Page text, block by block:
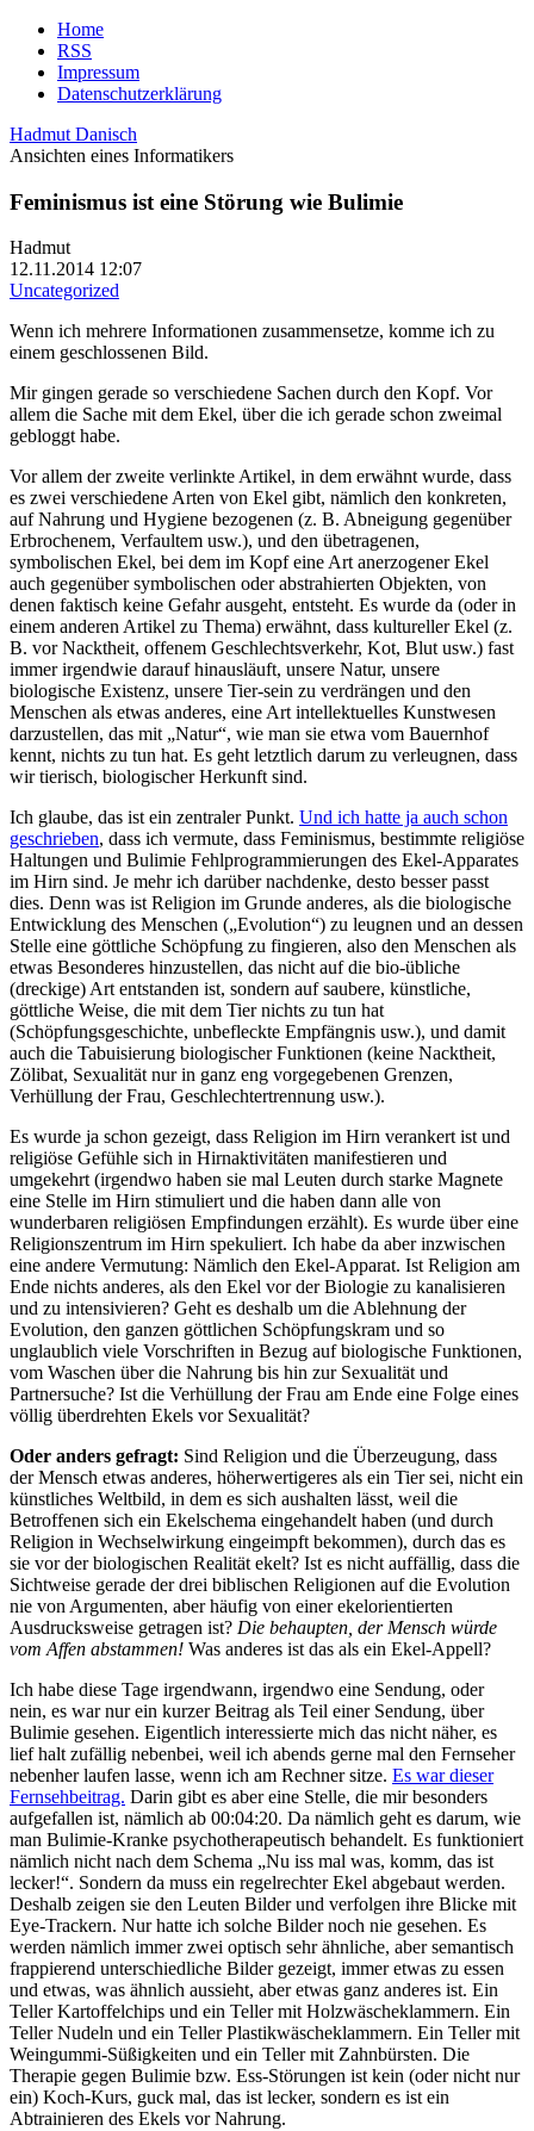
Home
RSS
Impressum
Datenschutzerklärung
Hadmut Danisch
Ansichten eines Informatikers
Feminismus ist eine Störung wie Bulimie
Hadmut
12.11.2014 12:07
Uncategorized
Wenn ich mehrere Informationen zusammensetze, komme ich zu
einem geschlossenen Bild.
Mir gingen gerade so verschiedene Sachen durch den Kopf. Vor
allem die Sache mit dem Ekel, über die ich gerade schon zweimal
gebloggt habe.
Vor allem der zweite verlinkte Artikel, in dem erwähnt wurde, dass
es zwei verschiedene Arten von Ekel gibt, nämlich den konkreten,
auf Nahrung und Hygiene bezogenen (z. B. Abneigung gegenüber
Erbrochenem, Verfaultem usw.), und den übetragenen,
symbolischen Ekel, bei dem im Kopf eine Art anerzogener Ekel
auch gegenüber symbolischen oder abstrahierten Objekten, von
denen faktisch keine Gefahr ausgeht, entsteht. Es wurde da (oder in
einem anderen Artikel zu Thema) erwähnt, dass kultureller Ekel (z.
B. vor Nacktheit, offenem Geschlechtsverkehr, Kot, Blut usw.) fast
immer irgendwie darauf hinausläuft, unsere Natur, unsere
biologische Existenz, unsere Tier-sein zu verdrängen und den
Menschen als etwas anderes, eine Art intellektuelles Kunstwesen
darzustellen, das mit „Natur“, wie man sie etwa vom Bauernhof
kennt, nichts zu tun hat. Es geht letztlich darum zu verleugnen, dass
wir tierisch, biologischer Herkunft sind.
Ich glaube, das ist ein zentraler Punkt. Und ich hatte ja auch schon
geschrieben, dass ich vermute, dass Feminismus, bestimmte religiöse
Haltungen und Bulimie Fehlprogrammierungen des Ekel-Apparates
im Hirn sind. Je mehr ich darüber nachdenke, desto besser passt
dies. Denn was ist Religion im Grunde anderes, als die biologische
Entwicklung des Menschen („Evolution“) zu leugnen und an dessen
Stelle eine göttliche Schöpfung zu fingieren, also den Menschen als
etwas Besonderes hinzustellen, das nicht auf die bio-übliche
(dreckige) Art entstanden ist, sondern auf saubere, künstliche,
göttliche Weise, die mit dem Tier nichts zu tun hat
(Schöpfungsgeschichte, unbefleckte Empfängnis usw.), und damit
auch die Tabuisierung biologischer Funktionen (keine Nacktheit,
Zölibat, Sexualität nur in ganz eng vorgegebenen Grenzen,
Verhüllung der Frau, Geschlechtertrennung usw.).
Es wurde ja schon gezeigt, dass Religion im Hirn verankert ist und
religiöse Gefühle sich in Hirnaktivitäten manifestieren und
umgekehrt (irgendwo haben sie mal Leuten durch starke Magnete
eine Stelle im Hirn stimuliert und die haben dann alle von
wunderbaren religiösen Empfindungen erzählt). Es wurde über eine
Religionszentrum im Hirn spekuliert. Ich habe da aber inzwischen
eine andere Vermutung: Nämlich den Ekel-Apparat. Ist Religion am
Ende nichts anderes, als den Ekel vor der Biologie zu kanalisieren
und zu intensivieren? Geht es deshalb um die Ablehnung der
Evolution, den ganzen göttlichen Schöpfungskram und so
unglaublich viele Vorschriften in Bezug auf biologische Funktionen,
vom Waschen über die Nahrung bis hin zur Sexualität und
Partnersuche? Ist die Verhüllung der Frau am Ende eine Folge eines
völlig überdrehten Ekels vor Sexualität?
Oder anders gefragt: Sind Religion und die Überzeugung, dass
der Mensch etwas anderes, höherwertigeres als ein Tier sei, nicht ein
künstliches Weltbild, in dem es sich aushalten lässt, weil die
Betroffenen sich ein Ekelschema eingehandelt haben (und durch
Religion in Wechselwirkung eingeimpft bekommen), durch das es
sie vor der biologischen Realität ekelt? Ist es nicht auffällig, dass die
Sichtweise gerade der drei biblischen Religionen auf die Evolution
nie von Argumenten, aber häufig von einer ekelorientierten
Ausdrucksweise getragen ist? Die behaupten, der Mensch würde
vom Affen abstammen! Was anderes ist das als ein Ekel-Appell?
Ich habe diese Tage irgendwann, irgendwo eine Sendung, oder
nein, es war nur ein kurzer Beitrag als Teil einer Sendung, über
Bulimie gesehen. Eigentlich interessierte mich das nicht näher, es
lief halt zufällig nebenbei, weil ich abends gerne mal den Fernseher
nebenher laufen lasse, wenn ich am Rechner sitze. Es war dieser
Fernsehbeitrag. Darin gibt es aber eine Stelle, die mir besonders
aufgefallen ist, nämlich ab 00:04:20. Da nämlich geht es darum, wie
man Bulimie-Kranke psychotherapeutisch behandelt. Es funktioniert
nämlich nicht nach dem Schema „Nu iss mal was, komm, das ist
lecker!“. Sondern da muss ein regelrechter Ekel abgebaut werden.
Deshalb zeigen sie den Leuten Bilder und verfolgen ihre Blicke mit
Eye-Trackern. Nur hatte ich solche Bilder noch nie gesehen. Es
werden nämlich immer zwei optisch sehr ähnliche, aber semantisch
frappierend unterschiedliche Bilder gezeigt, immer etwas zu essen
und etwas, was ähnlich aussieht, aber etwas ganz anderes ist. Ein
Teller Kartoffelchips und ein Teller mit Holzwäscheklammern. Ein
Teller Nudeln und ein Teller Plastikwäscheklammern. Ein Teller mit
Weingummi-Süßigkeiten und ein Teller mit Zahnbürsten. Die
Therapie gegen Bulimie bzw. Ess-Störungen ist kein (oder nicht nur
ein) Koch-Kurs, guck mal, das ist lecker, sondern es ist ein
Abtrainieren des Ekels vor Nahrung.